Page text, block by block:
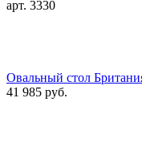
арт. 3330
Овальный стол
41 985 руб.